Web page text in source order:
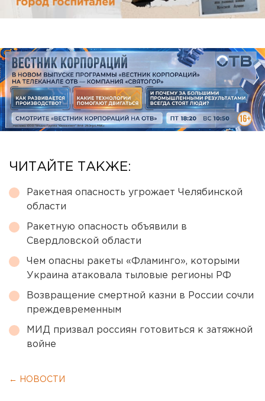
ЧИТАЙТЕ ТАКЖЕ:
Ракетная опасность угрожает Челябинской
области
Ракетную опасность объявили в
Свердловской области
Чем опасны ракеты «Фламинго», которыми
Украина атаковала тыловые регионы РФ
Возвращение смертной казни в России сочли
преждевременным
МИД призвал россиян готовиться к затяжной
войне
← НОВОСТИ